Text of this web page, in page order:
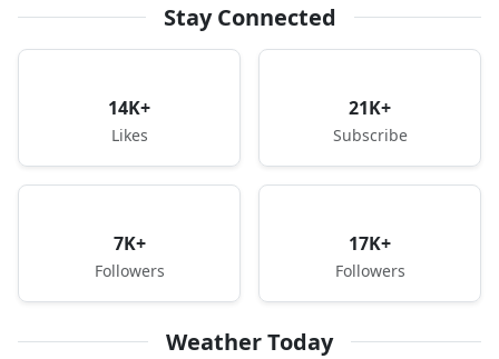
Stay Connected
14K+
Likes
21K+
Subscribe
7K+
Followers
17K+
Followers
Weather Today